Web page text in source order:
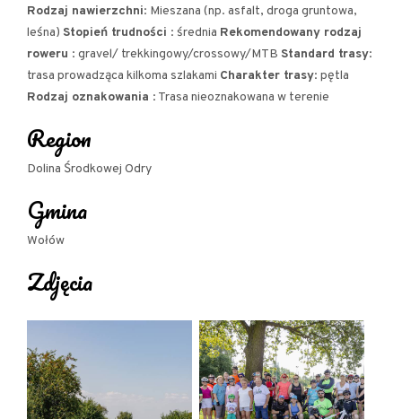
czasu na zwiedzanie tego obiektu - jest to
największe opactwo cysterskie w Europie.
Zwiedzenie obiektu z przewodnikiem to spora
dawka bardzo cennej wiedzy. Po zakończonym
do położonej w pobliżu
Rodzaj nawierzchni: Mieszana (np. asfalt, droga gruntowa,
leśna) Stopień trudności : średnia Rekomendowany rodzaj
roweru : gravel/ trekkingowy/crossowy/MTB Standard trasy:
trasa prowadząca kilkoma szlakami Charakter trasy: pętla
Rodzaj oznakowania : Trasa nieoznakowana w terenie
Region
Dolina Środkowej Odry
Gmina
Wołów
Zdjęcia